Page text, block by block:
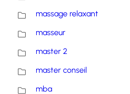
massage relaxant
masseur
master 2
master conseil
mba